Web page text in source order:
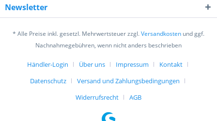
Ich habe dieDatenschutzerklärunggelesen,
verstanden und stimme zu. *
Newsletter
* Alle Preise inkl. gesetzl. Mehrwertsteuer zzgl.Versandkosten und ggf.
Nachnahmegebühren, wenn nicht anders beschrieben
Händler-Login Über uns Impressum
Kontakt
Datenschutz
Versand und Zahlungsbedingungen
Widerrufsrecht
AGB